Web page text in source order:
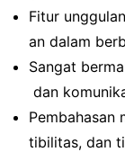
Fitur
an dalam
Sangat
dan
Pembahasan
tibilitas, dan